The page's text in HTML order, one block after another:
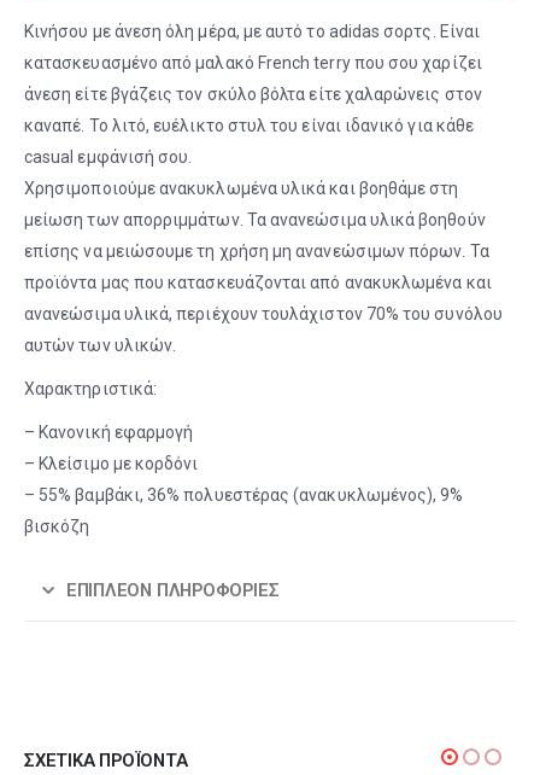
Κινήσου με άνεση όλη μέρα, με αυτό το adidas σορτς. Είναι
κατασκευασμένο από μαλακό French terry που σου χαρίζει
άνεση είτε βγάζεις τον σκύλο βόλτα είτε χαλαρώνεις στον
καναπέ. Το λιτό, ευέλικτο στυλ του είναι ιδανικό για κάθε
casual εμφάνισή σου.
Χρησιμοποιούμε ανακυκλωμένα υλικά και βοηθάμε στη
μείωση των απορριμμάτων. Τα ανανεώσιμα υλικά βοηθούν
επίσης να μειώσουμε τη χρήση μη ανανεώσιμων πόρων. Τα
προϊόντα μας που κατασκευάζονται από ανακυκλωμένα και
ανανεώσιμα υλικά, περιέχουν τουλάχιστον 70% του συνόλου
αυτών των υλικών.
Χαρακτηριστικά:
– Κανονική εφαρμογή
– Κλείσιμο με κορδόνι
– 55% βαμβάκι, 36% πολυεστέρας (ανακυκλωμένος), 9%
βισκόζη
ΕΠΙΠΛΈΟΝ ΠΛΗΡΟΦΟΡΊΕΣ
ΣΧΕΤΙΚΆ ΠΡΟΪΌΝΤΑ